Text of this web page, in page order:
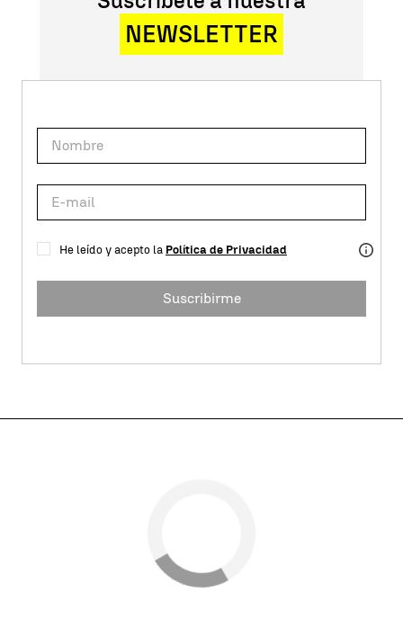
NEWSLETTER
He leído y acepto la Política de Privacidad
Suscribirme